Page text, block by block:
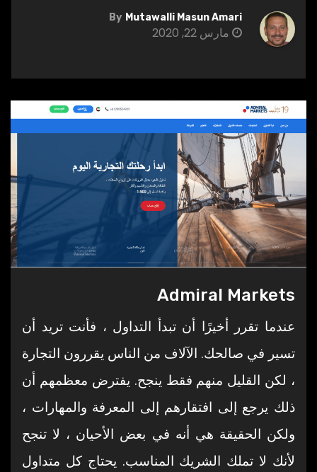
By Mutawalli Masun Amari
مارس 22, 2020
Admiral Markets
عندما تقرر أخيرًا أن تبدأ التداول ، فأنت تريد أن
تسير في صالحك. الآلاف من الناس يقررون التجارة
، لكن القليل منهم فقط ينجح. يفترض معظمهم أن
ذلك يرجع إلى افتقارهم إلى المعرفة والمهارات ،
ولكن الحقيقة هي أنه في بعض الأحيان ، لا تنجح
لأنك لا تملك الشريك المناسب. يحتاج كل متداول